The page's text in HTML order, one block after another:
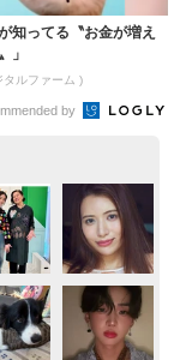
知ってる〝お金が増え
」
タルファーム )
by